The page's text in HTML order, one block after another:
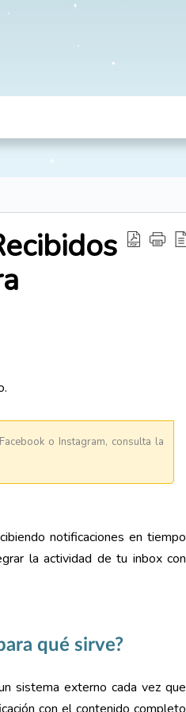
o Instagram, consulta la
notificaciones en tiempo
la actividad de tu inbox con
qué sirve?
sistema externo cada vez que